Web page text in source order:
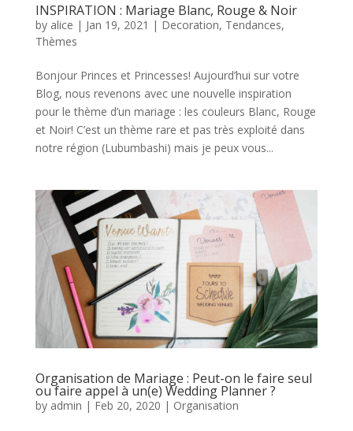
INSPIRATION : Mariage Blanc, Rouge & Noir
by alice | Jan 19, 2021 | Decoration, Tendances,
Thèmes
Bonjour Princes et Princesses! Aujourd’hui sur votre
Blog, nous revenons avec une nouvelle inspiration
pour le thème d’un mariage : les couleurs Blanc, Rouge
et Noir! C’est un thème rare et pas très exploité dans
notre région (Lubumbashi) mais je peux vous...
Organisation de Mariage : Peut-on le faire seul
ou faire appel à un(e) Wedding Planner ?
by admin | Feb 20, 2020 | Organisation